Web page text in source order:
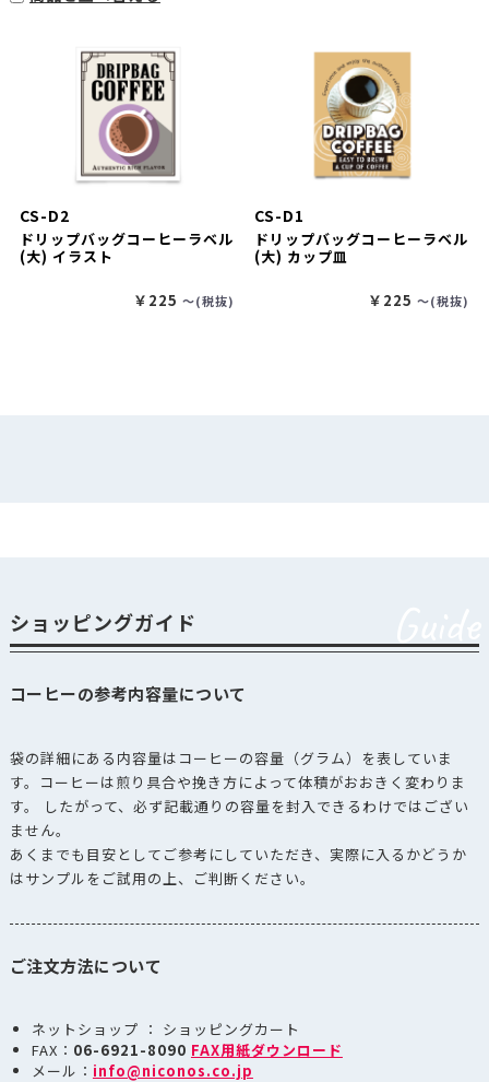
CS-D2
ドリップバッグコーヒーラベル
(大) イラスト
￥225 〜(税抜)
CS-D1
ドリップバッグコーヒーラベル
(大) カップ皿
￥225 〜(税抜)
ショッピングガイド
コーヒーの参考内容量について
袋の詳細にある内容量はコーヒーの容量（グラム）を表していま
す。コーヒーは煎り具合や挽き方によって体積がおおきく変わりま
す。 したがって、必ず記載通りの容量を封入できるわけではござい
ません。
あくまでも目安としてご参考にしていただき、実際に入るかどうか
はサンプルをご試用の上、ご判断ください。
ご注文方法について
ネットショップ ： ショッピングカート
FAX： 06-6921-8090 FAX用紙ダウンロード
メール： info@niconos.co.jp